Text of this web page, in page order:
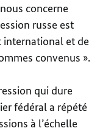
concerne
russe est
et de
convenus ».
qui dure
fédéral a répété
à l’échelle